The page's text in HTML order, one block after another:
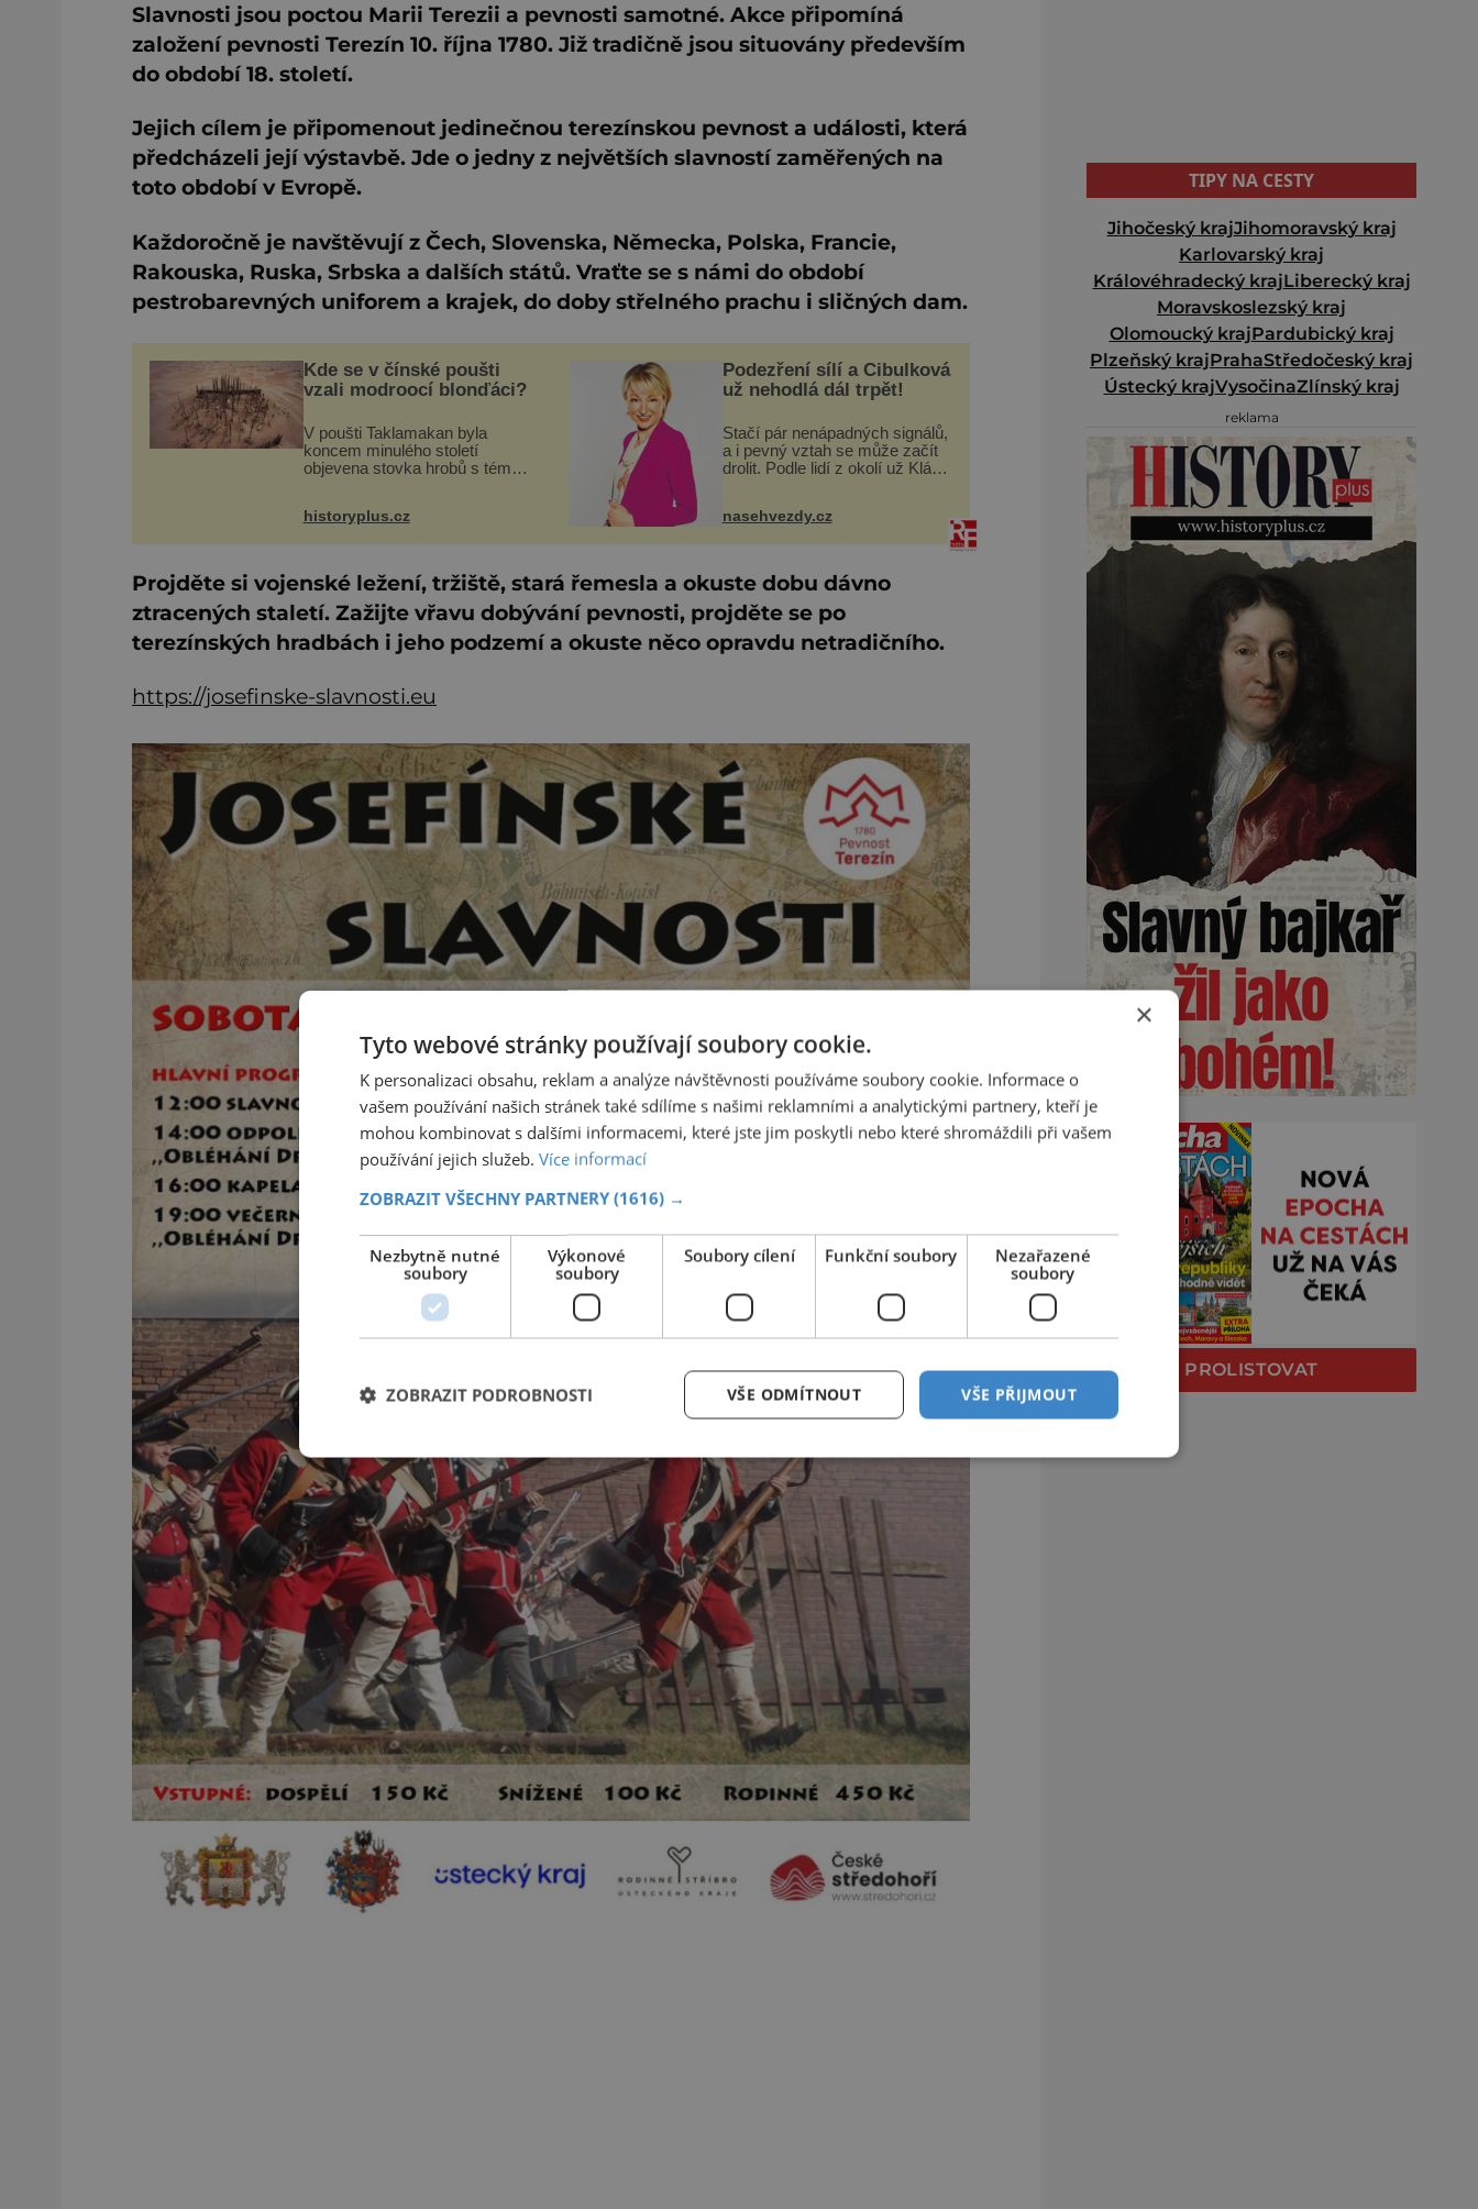
Slavnosti jsou poctou Marii Terezii a pevnosti samotné. Akce připomíná
založení pevnosti Terezín 10. října 1780. Již tradičně jsou situovány především
do období 18. století.
Jejich cílem je připomenout jedinečnou terezínskou pevnost a události, která
předcházeli její výstavbě. Jde o jedny z největších slavností zaměřených na
toto období v Evropě.
Každoročně je navštěvují z Čech, Slovenska, Německa, Polska, Francie,
Rakouska, Ruska, Srbska a dalších států. Vraťte se s námi do období
pestrobarevných uniforem a krajek, do doby střelného prachu i sličných dam.
Kde se v čínské poušti
vzali modroocí blonďáci?
V poušti Taklamakan byla
koncem minulého století
objevena stovka hrobů s téměř
četnými milodary. Asi nejvíc
historyplus.cz
Podezření sílí a Cibulková
už nehodlá dál trpět!
Stačí pár nenápadných signálů,
a i pevný vztah se může začít
drolit. Podle lidí z okolí už Klára
které ji zraňují víc, než je
nasehvezdy.cz
Projděte si vojenské ležení, tržiště, stará řemesla a okuste dobu dávno
ztracených staletí. Zažijte vřavu dobývání pevnosti, projděte se po
terezínských hradbách i jeho podzemí a okuste něco opravdu netradičního.
https://josefinske-slavnosti.eu
TIPY NA CESTY
Jihočeský krajJihomoravský kraj
Karlovarský kraj
Královéhradecký krajLiberecký kraj
Moravskoslezský kraj
Olomoucký krajPardubický kraj
Plzeňský krajPrahaStředočeský kraj
Ústecký krajVysočinaZlínský kraj
reklama
PROLISTOVAT
×
Tyto webové stránky používají soubory cookie.
K personalizaci obsahu, reklam a analýze návštěvnosti používáme soubory cookie. Informace o
vašem používání našich stránek také sdílíme s našimi reklamními a analytickými partnery, kteří je
mohou kombinovat s dalšími informacemi, které jste jim poskytli nebo které shromáždili při vašem
používání jejich služeb. Více informací
ZOBRAZIT VŠECHNY PARTNERY (1616) →
Nezbytně nutné
soubory
Výkonové
soubory
Soubory cílení Funkční soubory
Nezařazené
soubory
VŠE PŘIJMOUT
VŠE ODMÍTNOUT
ZOBRAZIT PODROBNOSTI